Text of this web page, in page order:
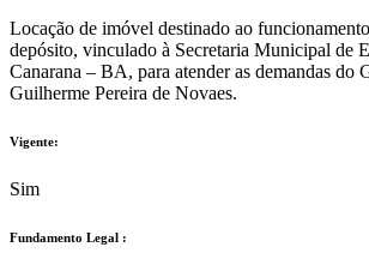
Locação de imóvel destinado ao
depósito, vinculado à Secretaria Municipal de
Canarana – BA, para atender as demandas do
Guilherme Pereira de Novaes.
Vigente:
Sim
Fundamento Legal :​